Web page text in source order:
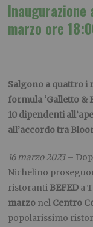
marzo ore
Salgono a quattro i
formula ‘Galletto &
10 dipendenti
all’accordo tra
16 marzo 2023–
Nichelino
ristoranti BEFED a
marzo nel Centro
popolarissimo